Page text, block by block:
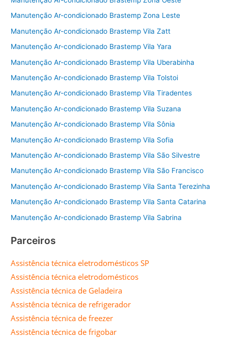
Manutenção Ar-condicionado Brastemp Zona Leste
Manutenção Ar-condicionado Brastemp Vila Zatt
Manutenção Ar-condicionado Brastemp Vila Yara
Manutenção Ar-condicionado Brastemp Vila Uberabinha
Manutenção Ar-condicionado Brastemp Vila Tolstoi
Manutenção Ar-condicionado Brastemp Vila Tiradentes
Manutenção Ar-condicionado Brastemp Vila Suzana
Manutenção Ar-condicionado Brastemp Vila Sônia
Manutenção Ar-condicionado Brastemp Vila Sofia
Manutenção Ar-condicionado Brastemp Vila São Silvestre
Manutenção Ar-condicionado Brastemp Vila São Francisco
Manutenção Ar-condicionado Brastemp Vila Santa Terezinha
Manutenção Ar-condicionado Brastemp Vila Santa Catarina
Manutenção Ar-condicionado Brastemp Vila Sabrina
Parceiros
Assistência técnica eletrodomésticos SP
Assistência técnica eletrodomésticos
Assistência técnica de Geladeira
Assistência técnica de refrigerador
Assistência técnica de freezer
Assistência técnica de frigobar